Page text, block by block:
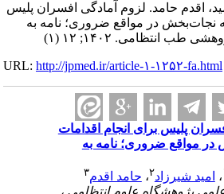
اقدم حامد. لزوم آمادگی افسران پلیس
نجات‌بخش در مواقع ضروری؛ نامه به
انتظامی. ۱۴۰۲; ۱۲ (۱)
URL:http://jpmed.ir/article-۱-۱۲۵۲-fa.html
پلیس برای انجام اقدامات
مواقع ضروری؛ نامه به
امید شیرزاد ۲،حامد اقدم